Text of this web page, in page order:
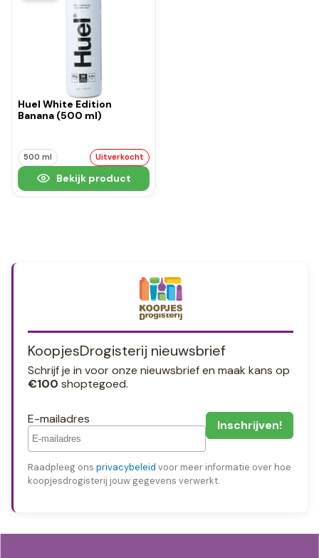
Huel White Edition
Banana (500 ml)
500 ml Uitverkocht
Bekijk product
KoopjesDrogisterij nieuwsbrief
Schrijf je in voor onze nieuwsbrief en maak kans op
€100 shoptegoed.
E-mailadres
Raadpleeg ons privacybeleid voor meer informatie over hoe
koopjesdrogisterij jouw gegevens verwerkt.